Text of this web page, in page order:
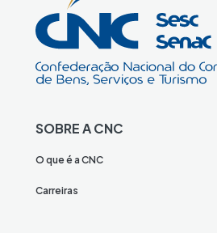
SOBRE A CNC
O que é a CNC
Carreiras